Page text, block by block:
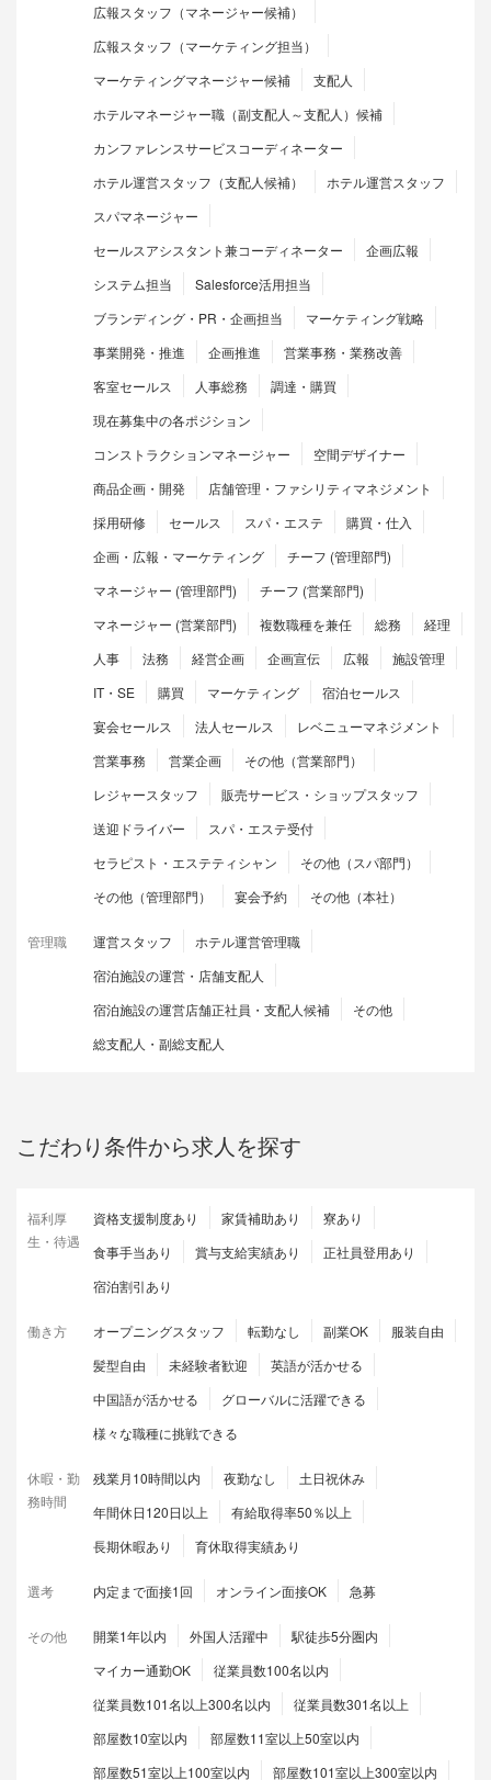
広報スタッフ（マネージャー候補）
広報スタッフ（マーケティング担当）
マーケティングマネージャー候補
支配人
ホテルマネージャー職（副支配人～支配人）候補
カンファレンスサービスコーディネーター
ホテル運営スタッフ（支配人候補）
ホテル運営スタッフ
スパマネージャー
セールスアシスタント兼コーディネーター
企画広報
システム担当
Salesforce活用担当
ブランディング・PR・企画担当
マーケティング戦略
事業開発・推進
企画推進
営業事務・業務改善
客室セールス
人事総務
調達・購買
現在募集中の各ポジション
コンストラクションマネージャー
空間デザイナー
商品企画・開発
店舗管理・ファシリティマネジメント
採用研修
セールス スパ・エステ
購買・仕入
企画・広報・マーケティング
チーフ (管理部門)
マネージャー (管理部門)
チーフ (営業部門)
マネージャー (営業部門)
複数職種を兼任 総務
経理
人事
法務 経営企画 企画宣伝 広報
施設管理
IT・SE
購買 マーケティング
宿泊セールス
宴会セールス
法人セールス
レベニューマネジメント
営業事務
営業企画
その他（営業部門）
レジャースタッフ
販売サービス・ショップスタッフ
送迎ドライバー
スパ・エステ受付
セラピスト・エステティシャン
その他（スパ部門）
その他（管理部門）
宴会予約 その他（本社）
管理職 運営スタッフ
ホテル運営管理職
宿泊施設の運営・店舗支配人
宿泊施設の運営店舗正社員・支配人候補
その他
総支配人・副総支配人
こだわり条件から求人を探す
福利厚
生・待遇
資格支援制度あり 家賃補助あり
寮あり
食事手当あり
賞与支給実績あり
正社員登用あり
宿泊割引あり
働き方 オープニングスタッフ 転勤なし 副業OK
服装自由
髪型自由
未経験者歓迎
英語が活かせる
中国語が活かせる
グローバルに活躍できる
様々な職種に挑戦できる
休暇・勤
務時間
残業月10時間以内 夜勤なし
土日祝休み
年間休日120日以上
有給取得率50％以上
長期休暇あり
育休取得実績あり
選考 内定まで面接1回 オンライン面接OK 急募
その他 開業1年以内 外国人活躍中
駅徒歩5分圏内
マイカー通勤OK
従業員数100名以内
従業員数101名以上300名以内
従業員数301名以上
部屋数10室以内
部屋数11室以上50室以内
部屋数51室以上100室以内
部屋数101室以上300室以内